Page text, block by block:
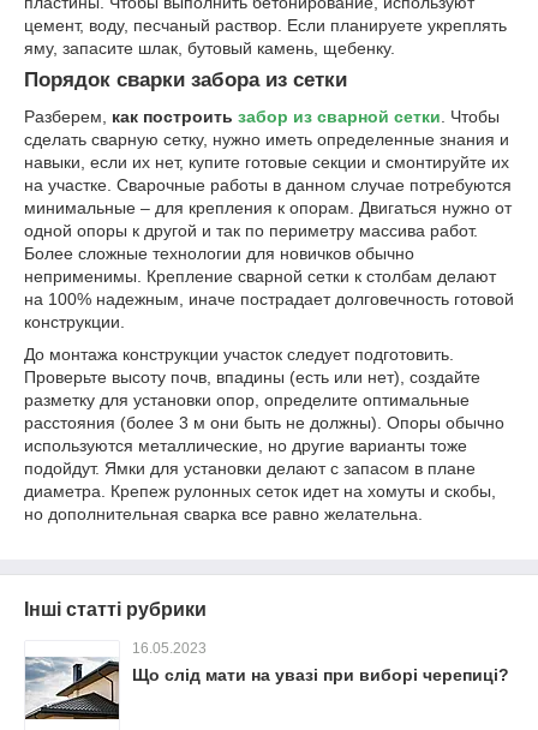
цемент, воду, песчаный раствор. Если планируете укреплять
яму, запасите шлак, бутовый камень, щебенку.
Порядок сварки забора из сетки
Разберем, как построить забор из сварной сетки . Чтобы
сделать сварную сетку, нужно иметь определенные знания и
навыки, если их нет, купите готовые секции и смонтируйте их
на участке. Сварочные работы в данном случае потребуются
минимальные – для крепления к опорам. Двигаться нужно от
одной опоры к другой и так по периметру массива работ.
Более сложные технологии для новичков обычно
неприменимы. Крепление сварной сетки к столбам делают
на 100% надежным, иначе пострадает долговечность готовой
конструкции.
До монтажа конструкции участок следует подготовить.
Проверьте высоту почв, впадины (есть или нет), создайте
разметку для установки опор, определите оптимальные
расстояния (более 3 м они быть не должны). Опоры обычно
используются металлические, но другие варианты тоже
подойдут. Ямки для установки делают с запасом в плане
диаметра. Крепеж рулонных сеток идет на хомуты и скобы,
но дополнительная сварка все равно желательна.
Інші статті рубрики
16.05.2023
Що слід мати на увазі при виборі черепиці?